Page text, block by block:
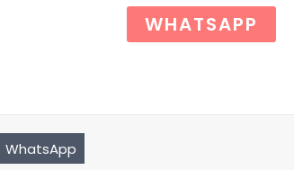
WHATSAPP
WhatsApp